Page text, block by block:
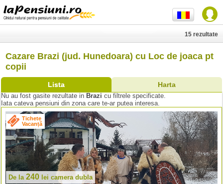
Cazare Brazi (jud. Hunedoara) cu Loc de joaca pt
copii
Lista Harta
15 rezultate
Nu au fost gasite rezultate in Brazi cu filtrele specificate.
Iata cateva pensiuni din zona care te-ar putea interesa.
Tichete
Vacanță
De la 240 lei camera dubla